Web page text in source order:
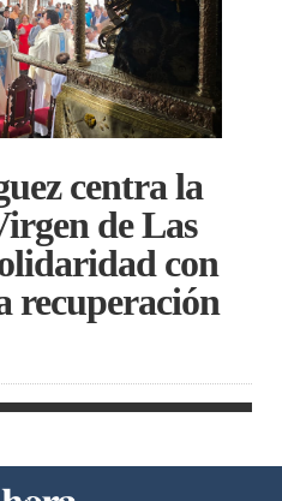
centra la
de Las
con
recuperación